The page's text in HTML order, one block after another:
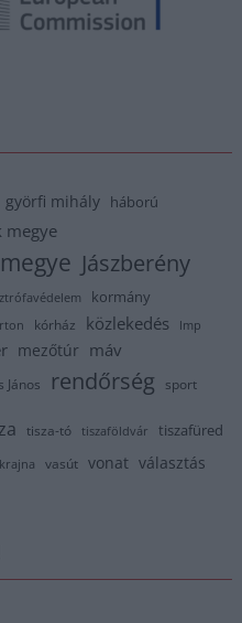
györfi mihály háború
megye
Jászberény
kormány
kórház közlekedés lmp
mezőtúr máv
János rendőrség sport
tisza-tó tiszaföldvár tiszafüred
vasút vonat választás